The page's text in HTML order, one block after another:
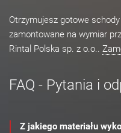
Otrzymujesz gotowe
zamontowane na wymiar
Rintal Polska sp. z o.o..
FAQ - Pytania i
Z jakiego materiału